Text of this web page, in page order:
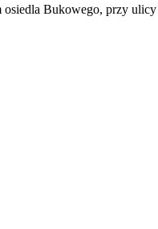
Bukowego, przy